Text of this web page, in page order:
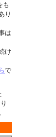
も
り
は
け
で